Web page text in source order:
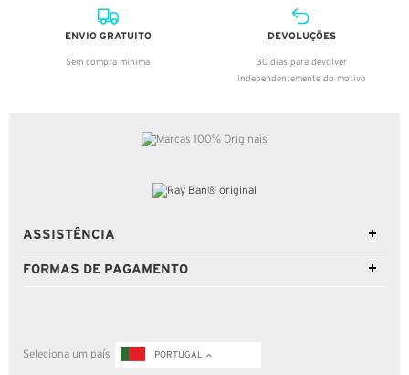
ENVIO GRATUITO
Sem compra mínima
DEVOLUÇÕES
30 dias para devolver
independentemente do motivo
ASSISTÊNCIA
FORMAS DE PAGAMENTO
Seleciona um país PORTUGAL